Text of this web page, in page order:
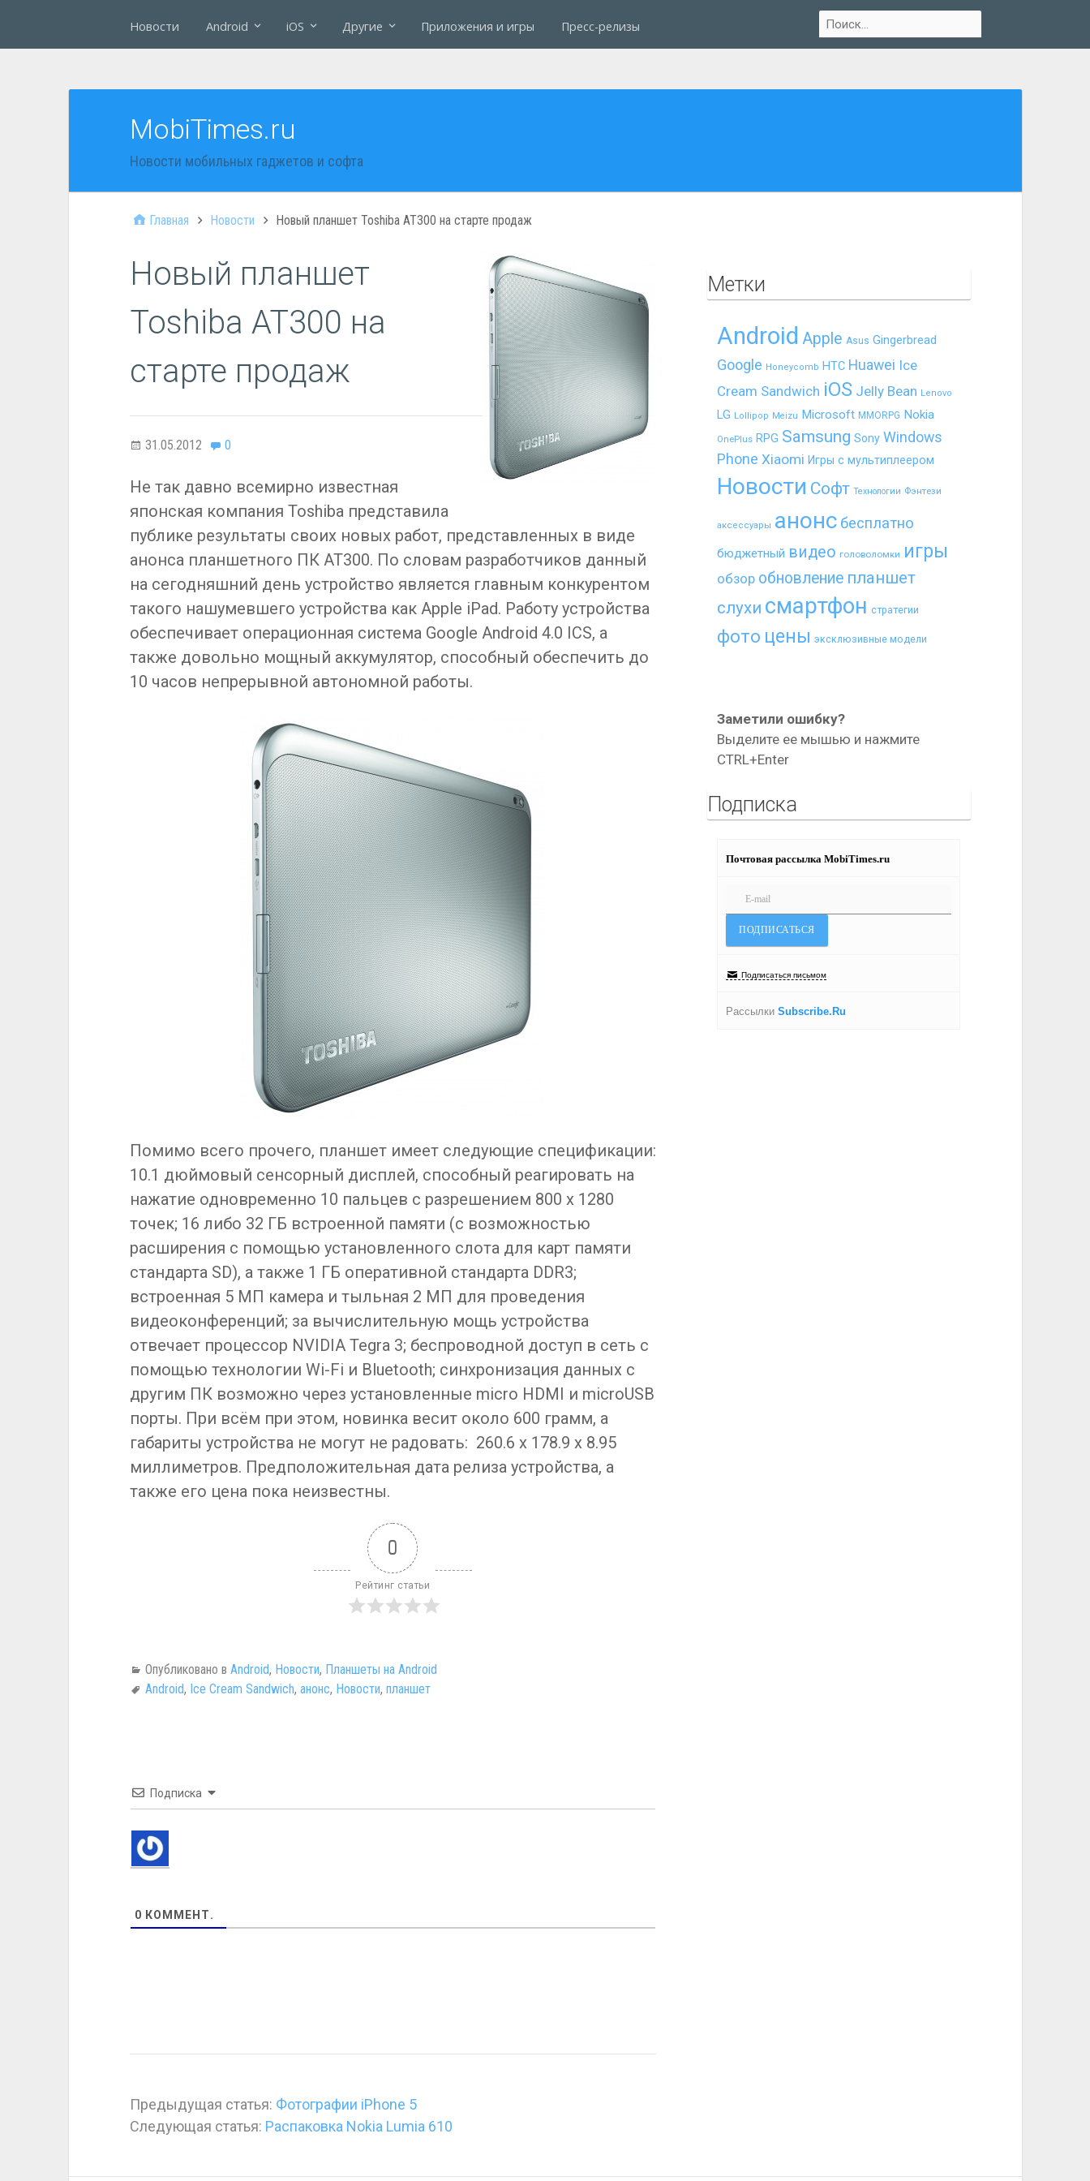
Новости Android iOS Другие Приложения и игры Пресс-релизы
MobiTimes.ru
Новости мобильных гаджетов и софта
Главная Новости Новый планшет Toshiba AT300 на старте продаж
Новый планшет
Toshiba AT300 на
старте продаж
31.05.2012 0
Не так давно всемирно известная
японская компания Toshiba представила
публике результаты своих новых работ, представленных в виде
анонса планшетного ПК AT300. По словам разработчиков данный
на сегодняшний день устройство является главным конкурентом
такого нашумевшего устройства как Apple iPad. Работу устройства
обеспечивает операционная система Google Android 4.0 ICS, а
также довольно мощный аккумулятор, способный обеспечить до
10 часов непрерывной автономной работы.
Помимо всего прочего, планшет имеет следующие спецификации:
10.1 дюймовый сенсорный дисплей, способный реагировать на
нажатие одновременно 10 пальцев с разрешением 800 х 1280
точек; 16 либо 32 ГБ встроенной памяти (с возможностью
расширения с помощью установленного слота для карт памяти
стандарта SD), а также 1 ГБ оперативной стандарта DDR3;
встроенная 5 МП камера и тыльная 2 МП для проведения
видеоконференций; за вычислительную мощь устройства
отвечает процессор NVIDIA Tegra 3; беспроводной доступ в сеть с
помощью технологии Wi-Fi и Bluetooth; синхронизация данных с
другим ПК возможно через установленные micro HDMI и microUSB
порты. При всём при этом, новинка весит около 600 грамм, а
габариты устройства не могут не радовать: 260.6 x 178.9 x 8.95
миллиметров. Предположительная дата релиза устройства, а
также его цена пока неизвестны.
0
Рейтинг статьи
Опубликовано в Android, Новости, Планшеты на Android
Android, Ice Cream Sandwich, анонс, Новости, планшет
Подписка
0 КОММЕНТ.
Предыдущая статья: Фотографии iPhone 5
Следующая статья: Распаковка Nokia Lumia 610
Метки
Android Apple Asus Gingerbread
Google Honeycomb HTC Huawei Ice
Cream Sandwich iOS Jelly Bean Lenovo
LG Lollipop Meizu Microsoft MMORPG Nokia
OnePlus RPG Samsung Sony Windows
Phone Xiaomi Игры с мультиплеером
Новости Софт Технологии Фэнтези
аксессуары анонс бесплатно
бюджетный видео головоломки игры
обзор обновление планшет
слухи смартфон стратегии
фото цены эксклюзивные модели
Заметили ошибку?
Выделите ее мышью и нажмите
CTRL+Enter
Подписка
Почтовая рассылка MobiTimes.ru
Подписаться письмом
РассылкиSubscribe.Ru